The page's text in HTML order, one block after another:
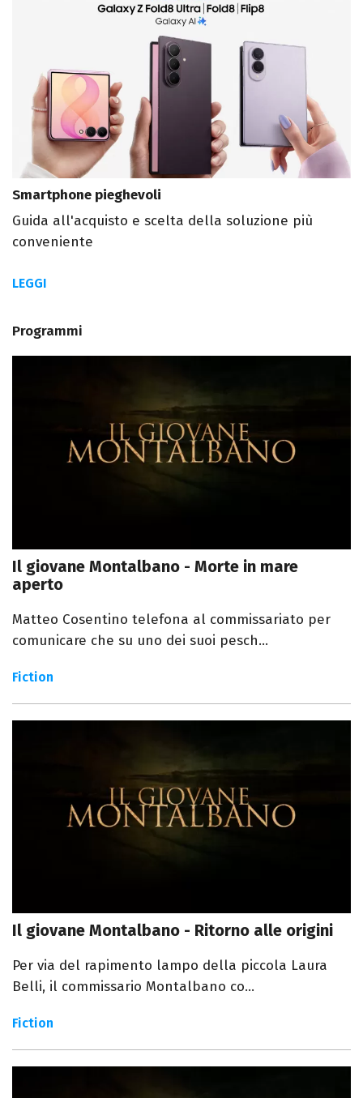
Smartphone pieghevoli
Guida all'acquisto e scelta della soluzione più
conveniente
LEGGI
Programmi
Il giovane Montalbano - Morte in mare
aperto
Matteo Cosentino telefona al commissariato per
comunicare che su uno dei suoi pesch...
Fiction
Il giovane Montalbano - Ritorno alle origini
Per via del rapimento lampo della piccola Laura
Belli, il commissario Montalbano co...
Fiction